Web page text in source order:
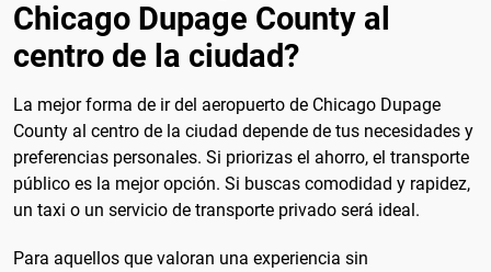
Chicago Dupage County al
centro de la ciudad?
La mejor forma de ir del aeropuerto de Chicago Dupage
County al centro de la ciudad depende de tus necesidades y
preferencias personales. Si priorizas el ahorro, el transporte
público es la mejor opción. Si buscas comodidad y rapidez,
un taxi o un servicio de transporte privado será ideal.
Para aquellos que valoran una experiencia sin